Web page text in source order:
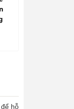
hỗ